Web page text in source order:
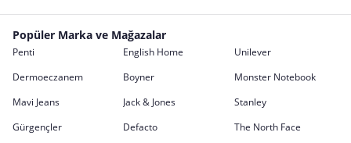
Popüler Marka ve Mağazalar
Penti English Home
Unilever
Dermoeczanem
Boyner
Monster Notebook
Mavi Jeans
Jack & Jones
Stanley
Gürgençler
Defacto
The North Face